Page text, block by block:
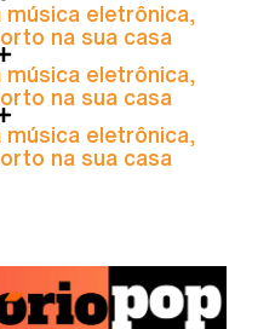
eletrônica,
na sua casa
eletrônica,
na sua casa
eletrônica,
na sua casa